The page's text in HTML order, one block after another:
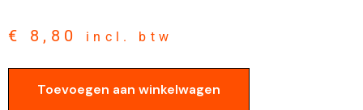
€ 8,80 incl. btw
Toevoegen aan winkelwagen